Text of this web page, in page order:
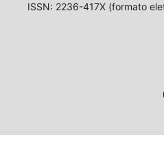
ISSN: 2236-417X (formato